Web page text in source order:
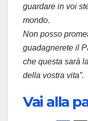
guardare in voi
mondo.
Non posso
guadagnerete il
che questa sarà
della vostra vita”.
Vai alla